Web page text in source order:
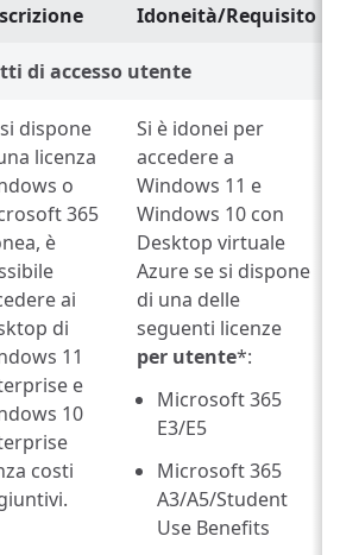
Idoneità/Requisito
di accesso utente
dispone
licenza
o
365
è
ai
di
11
e
10
costi
Si è idonei per
accedere a
Windows 11 e
Windows 10 con
Desktop virtuale
Azure se si dispone
di una delle
seguenti licenze
per utente*:
Microsoft 365
E3/E5
Microsoft 365
A3/A5/Student
Use Benefits